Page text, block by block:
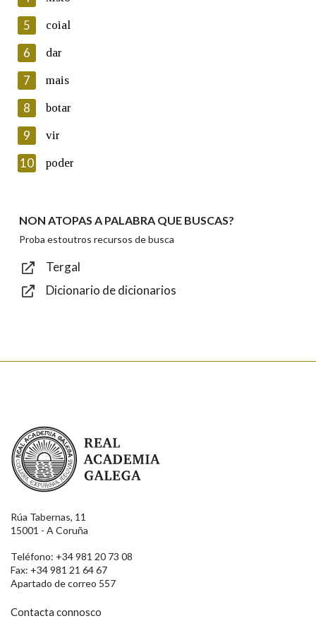
Lin e acepto as condicións da política de
Introduce o código que aparece na imaxe:
Texto de verificación
Enviar
5 coial
6 dar
7 mais
8 botar
9 vir
10 poder
NON ATOPAS A PALABRA QUE BUSCAS?
Proba estoutros recursos de busca
Tergal
Dicionario de dicionarios
Real Academia Galega
Rúa Tabernas, 11
15001 - A Coruña
Teléfono: +34 981 20 73 08
Fax: +34 981 21 64 67
Apartado de correo 557
Contacta connosco